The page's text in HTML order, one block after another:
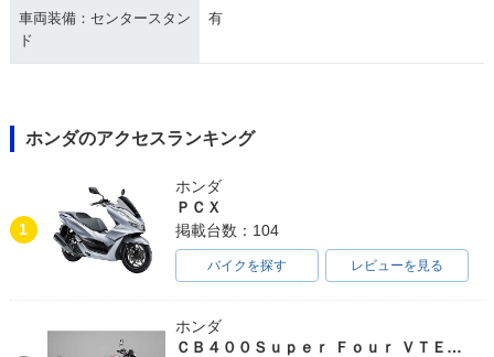
車両装備：センタースタン
ド
有
ホンダのアクセスランキング
1
ホンダ
ＰＣＸ
掲載台数：104
バイクを探す レビューを見る
ホンダ
ＣＢ４００Ｓｕｐｅｒ Ｆｏｕｒ ＶＴＥＣ ＳＰＥＣ３